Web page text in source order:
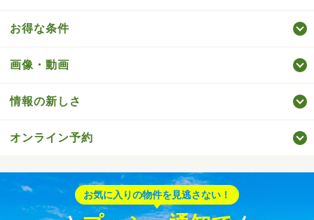
お得な条件
画像・動画
情報の新しさ
オンライン予約
お気に入りの物件を見逃さない！